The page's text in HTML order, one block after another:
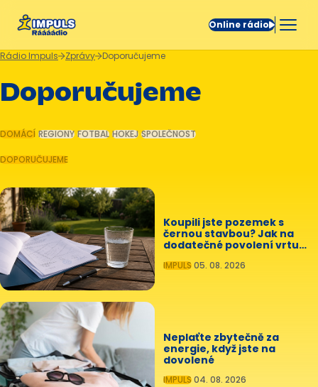
Online rádio
Rádio Impuls Zprávy Doporučujeme
Doporučujeme
DOMÁCÍ REGIONY FOTBAL HOKEJ SPOLEČNOST
DOPORUČUJEME
Koupili jste pozemek s
černou stavbou? Jak na
dodatečné povolení vrtu
IMPULS05. 08. 2026
Neplaťte zbytečně za
energie, když jste na
dovolené
IMPULS04. 08. 2026